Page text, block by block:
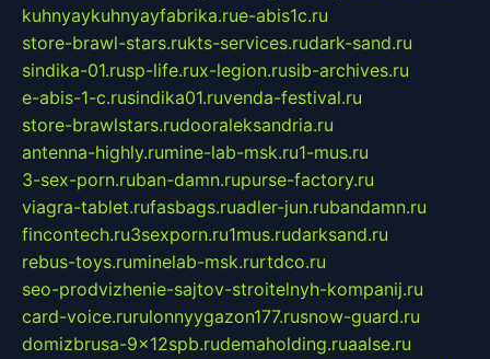
kuhnyaykuhnyayfabrika.rue-abis1c.ru
store-brawl-stars.rukts-services.rudark-sand.ru
sindika-01.rusp-life.rux-legion.rusib-archives.ru
e-abis-1-c.rusindika01.ruvenda-festival.ru
store-brawlstars.rudooraleksandria.ru
antenna-highly.rumine-lab-msk.ru1-mus.ru
3-sex-porn.ruban-damn.rupurse-factory.ru
viagra-tablet.rufasbags.ruadler-jun.rubandamn.ru
fincontech.ru3sexporn.ru1mus.rudarksand.ru
rebus-toys.ruminelab-msk.rurtdco.ru
seo-prodvizhenie-sajtov-stroitelnyh-kompanij.ru
card-voice.rurulonnyygazon177.rusnow-guard.ru
domizbrusa-9x12spb.rudemaholding.ruaalse.ru